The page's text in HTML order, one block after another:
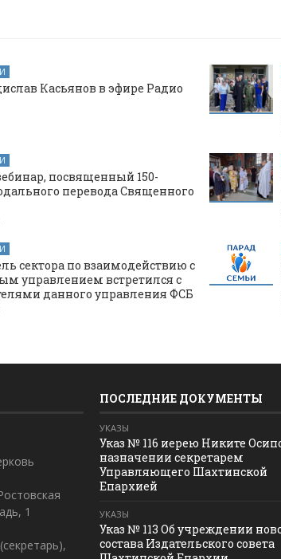
Касьянов в эфире Радио
посвященный 150-
перевода Священного
сектора по взаимодействию с
управлением встретился с
данного управления ФСБ
1
ПОСЛЕДНИЕ ДОКУМЕНТЫ
УКАЗЫ
Указ № 116 иерею Никите
назначении секретарем
Управляющего Шахтинской
Епархией
УКАЗЫ
Указ № 113 Об учреждении
состава Издательского совета